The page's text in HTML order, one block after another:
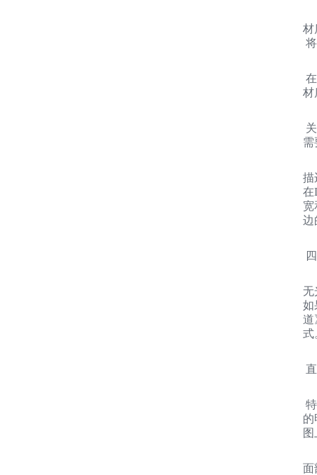
材
材
需
描
在
宽
边
无
如
道
式
的
图
面